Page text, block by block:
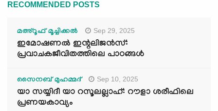
RECOMMENDED POSTS
മഅ്റൂഫ് മൂച്ചിക്കല്‍ Sep 29, 2025
ഇമോഷണൽ ഇന്റലിജൻസ്:
പ്രവാചകജീവിതത്തിലെ പാഠങ്ങൾ
സൈനബ് മുഹമ്മദ് Sep 10, 2025
യാ സയ്യിദീ യാ റസൂലല്ലാഹ്: റൗളാ ശരീഫിലെ
പ്രണയകാവ്യം